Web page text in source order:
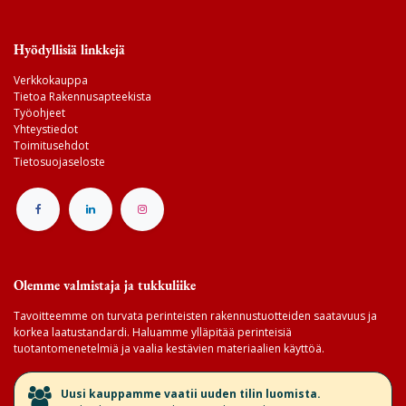
Hyödyllisiä linkkejä
Verkkokauppa
Tietoa Rakennusapteekista
Työohjeet
Yhteystiedot
Toimitusehdot
Tietosuojaseloste
Olemme valmistaja ja tukkuliike
Tavoitteemme on turvata perinteisten rakennustuotteiden saatavuus ja
korkea laatustandardi. Haluamme ylläpitää perinteisiä
tuotantomenetelmiä ja vaalia kestävien materiaalien käyttöä.
​Uusi kauppamme vaatii uuden tilin luomista.